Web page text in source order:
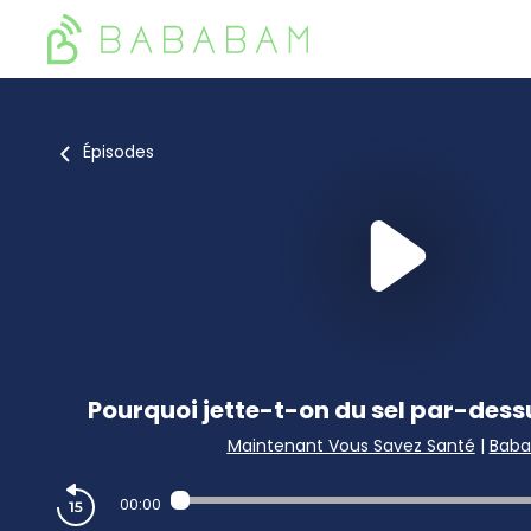
Épisodes
Pourquoi jette-t-on du sel par-
Maintenant Vous Savez Santé |
00:00